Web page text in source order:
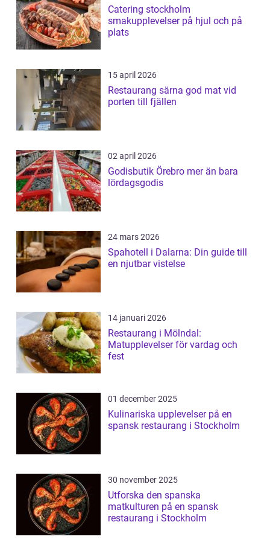
Catering stockholm
smakupplevelser på hjul och på
plats
15 april 2026
Restaurang särna god mat vid
porten till fjällen
02 april 2026
Godisbutik Örebro mer än bara
lördagsgodis
24 mars 2026
Spahotell i Dalarna: Din guide till
en njutbar vistelse
14 januari 2026
Restaurang i Mölndal:
Matupplevelser för vardag och
fest
01 december 2025
Kulinariska upplevelser på en
spansk restaurang i Stockholm
30 november 2025
Utforska den spanska
matkulturen på en spansk
restaurang i Stockholm